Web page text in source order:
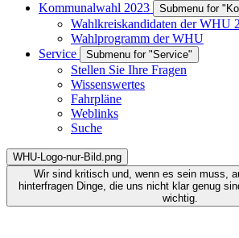
Kommunalwahl 2023
Submenu for
Wahlkreiskandidaten der WHU
Wahlprogramm der WHU
Service
Submenu for "Service"
Stellen Sie Ihre Fragen
Wissenswertes
Fahrpläne
Weblinks
Suche
WHU-Logo-nur-Bild.png
Wir sind kritisch und, wenn es sein muss,
hinterfragen Dinge, die uns nicht klar genug
wichtig.